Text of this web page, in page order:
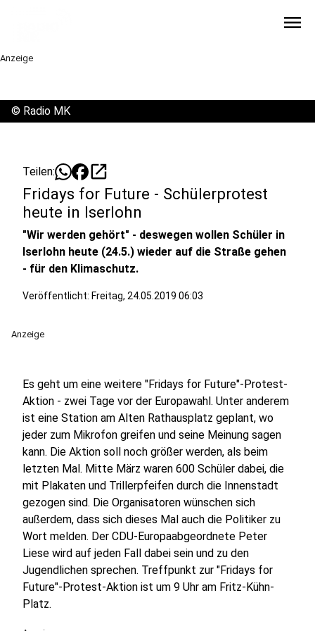
menu
Anzeige
© Radio MK
Teilen: open_in_new
Fridays for Future - Schülerprotest
heute in Iserlohn
"Wir werden gehört" - deswegen wollen Schüler in
Iserlohn heute (24.5.) wieder auf die Straße gehen
- für den Klimaschutz.
Veröffentlicht: Freitag, 24.05.2019 06:03
Anzeige
Es geht um eine weitere "Fridays for Future"-Protest-
Aktion - zwei Tage vor der Europawahl. Unter anderem
ist eine Station am Alten Rathausplatz geplant, wo
jeder zum Mikrofon greifen und seine Meinung sagen
kann. Die Aktion soll noch größer werden, als beim
letzten Mal. Mitte März waren 600 Schüler dabei, die
mit Plakaten und Trillerpfeifen durch die Innenstadt
gezogen sind. Die Organisatoren wünschen sich
außerdem, dass sich dieses Mal auch die Politiker zu
Wort melden. Der CDU-Europaabgeordnete Peter
Liese wird auf jeden Fall dabei sein und zu den
Jugendlichen sprechen. Treffpunkt zur "Fridays for
Future"-Protest-Aktion ist um 9 Uhr am Fritz-Kühn-
Platz.